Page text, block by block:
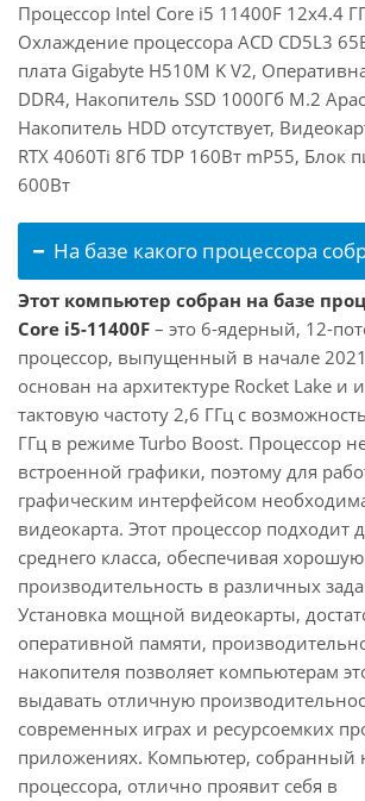
Процессор Intel Core i5 11400F 12x4.4
Охлаждение процессора ACD CD5L3
плата Gigabyte H510M K V2,
DDR4, Накопитель SSD 1000Гб M.2
Накопитель HDD отсутствует,
RTX 4060Ti 8Гб TDP 160Вт mP55, Блок
600Вт
На базе какого процессора
Этот компьютер собран на базе
Core i5-11400F – это 6-ядерный, 12-
процессор, выпущенный в начале
основан на архитектуре Rocket Lake и
тактовую частоту 2,6 ГГц с
ГГц в режиме Turbo Boost. Процессор
встроенной графики, поэтому для
графическим интерфейсом
видеокарта. Этот процессор подходит
среднего класса, обеспечивая хорошую
производительность в различных
Установка мощной видеокарты,
оперативной памяти,
накопителя позволяет компьютерам
выдавать отличную
современных играх и ресурсоемких
приложениях. Компьютер, собранный
процессора, отлично проявит себя в